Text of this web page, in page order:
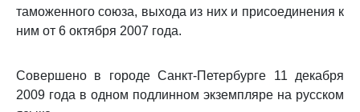
таможенного союза, выхода из них и присоединения к
ним от 6 октября 2007 года.
Совершено в городе Санкт-Петербурге 11 декабря
2009 года в одном подлинном экземпляре на русском